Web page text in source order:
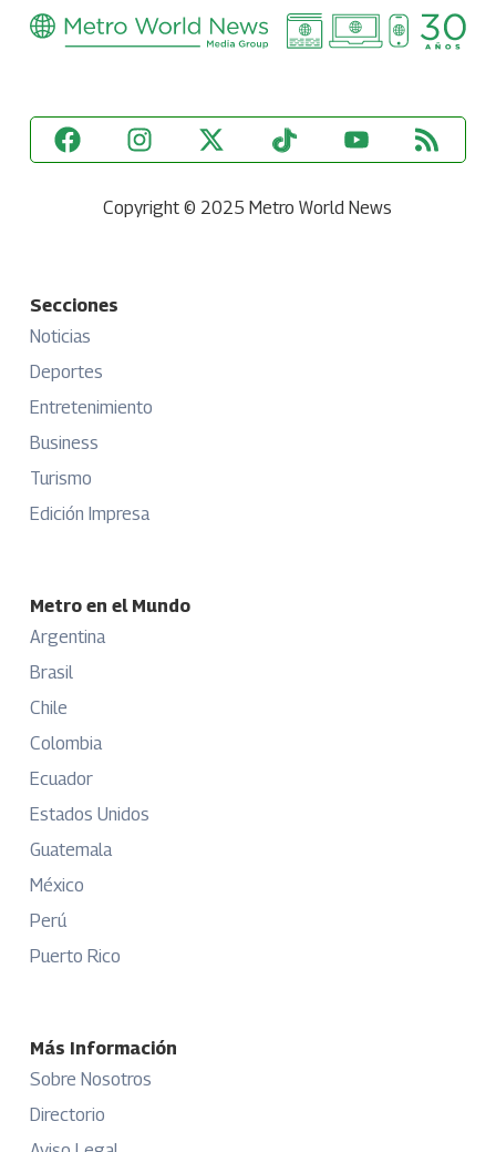
Copyright © 2025 Metro World News
Secciones
Noticias
Deportes
Entretenimiento
Business
Turismo
Edición Impresa
Metro en el Mundo
Argentina
Brasil
Chile
Colombia
Ecuador
Estados Unidos
Guatemala
México
Perú
Puerto Rico
Más Información
Sobre Nosotros
Directorio